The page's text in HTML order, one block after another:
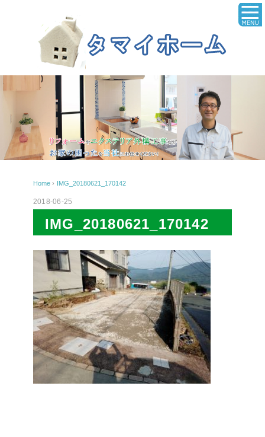
Home › IMG_20180621_170142
2018-06-25
IMG_20180621_170142